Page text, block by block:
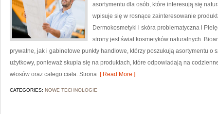
asortymentu dla osób, które interesują się
wpisuje się w rosnące zainteresowanie
Dermokosmetyki i skóra problematyczna i
strony jest świat kosmetyków naturalnych.
prywatne, jak i gabinetowe punkty handlowe, którzy poszukują asortymentu o
użytkowy, ponieważ skupia się na produktach, które odpowiadają na
włosów oraz całego ciała. Strona [ Read More ]
CATEGORIES: NOWE TECHNOLOGIE